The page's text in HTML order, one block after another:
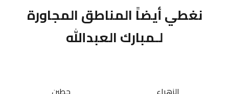
نغطي أيضاً المناطق المجاورة
لـمبارك العبدالله